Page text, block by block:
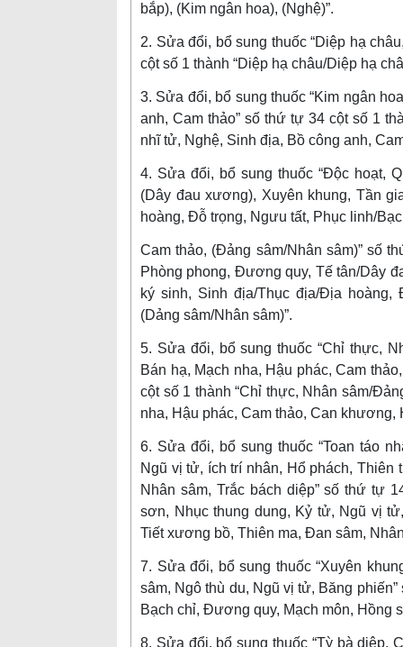
bắp), (Kim ngân hoa), (Nghệ)”.
2. Sửa đổi, bổ sung thuốc “Diệp hạ
cột số 1 thành “Diệp hạ châu/Diệp hạ
3. Sửa đổi, bổ sung thuốc “Kim ngân
anh, Cam thảo” số thứ tự 34 cột số 1
nhĩ tử, Nghệ, Sinh địa, Bồ công anh,
4. Sửa đổi, bổ sung thuốc “Độc hoạt,
(Dây đau xương), Xuyên khung, Tần
hoàng, Đỗ trọng, Ngưu tất, Phục linh/
Cam thảo, (Đảng sâm/Nhân sâm)” số
Phòng phong, Đương quy, Tế tân/Dây
ký sinh, Sinh địa/Thục địa/Địa hoàng,
(Dảng sâm/Nhân sâm)”.
5. Sửa đổi, bổ sung thuốc “Chỉ thực,
Bán hạ, Mạch nha, Hậu phác, Cam
cột số 1 thành “Chỉ thực, Nhân sâm/
nha, Hậu phác, Cam thảo, Can khương,
6. Sửa đổi, bổ sung thuốc “Toan táo
Ngũ vị tử, ích trí nhân, Hổ phách,
Nhân sâm, Trắc bách diệp” số thứ tự
sơn, Nhục thung dung, Kỷ tử, Ngũ vị
Tiết xương bồ, Thiên ma, Đan sâm,
7. Sửa đổi, bổ sung thuốc “Xuyên
sâm, Ngô thù du, Ngũ vị tử, Băng
Bạch chỉ, Đương quy, Mạch môn, Hồng
8. Sửa đổi, bổ sung thuốc “Tỳ bà diệp,